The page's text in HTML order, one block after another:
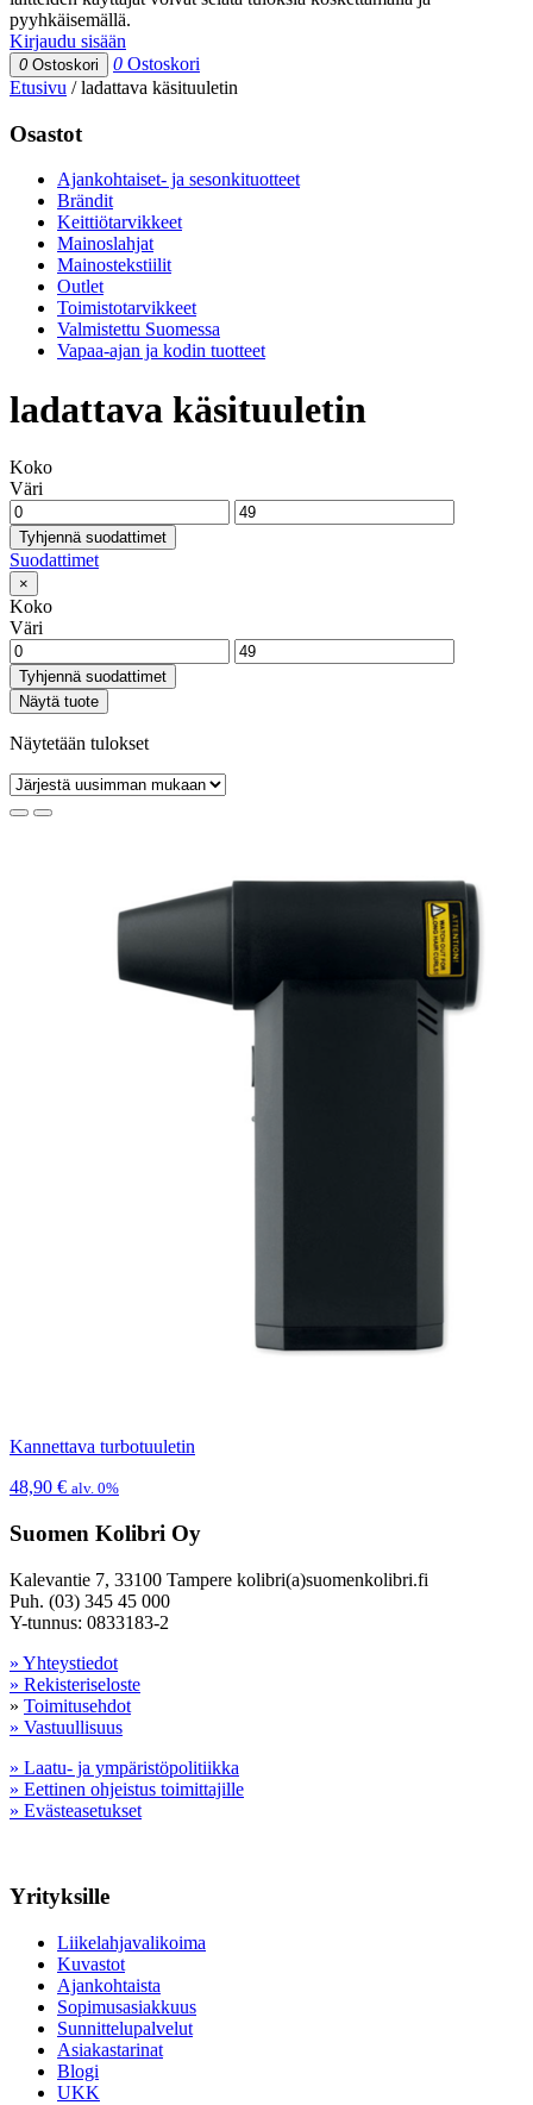
pyyhkäisemällä.
Kirjaudu sisään
0 Ostoskori 0 Ostoskori
Etusivu /ladattava käsituuletin
Osastot
Ajankohtaiset- ja sesonkituotteet
Brändit
Keittiötarvikkeet
Mainoslahjat
Mainostekstiilit
Outlet
Toimistotarvikkeet
Valmistettu Suomessa
Vapaa-ajan ja kodin tuotteet
ladattava käsituuletin
Koko
Väri
Tyhjennä suodattimet
Suodattimet
×
Koko
Väri
Tyhjennä suodattimet
Näytä tuote
Näytetään tulokset
Kannettava turbotuuletin
48,90 € alv. 0%
Suomen Kolibri Oy
Kalevantie 7, 33100 Tampere kolibri(a)suomenkolibri.fi
Puh. (03) 345 45 000
Y-tunnus: 0833183-2
» Yhteystiedot
» Rekisteriseloste
» Toimitusehdot
» Vastuullisuus
» Laatu- ja ympäristöpolitiikka
» Eettinen ohjeistus toimittajille
» Evästeasetukset
Yrityksille
Liikelahjavalikoima
Kuvastot
Ajankohtaista
Sopimusasiakkuus
Sunnittelupalvelut
Asiakastarinat
Blogi
UKK